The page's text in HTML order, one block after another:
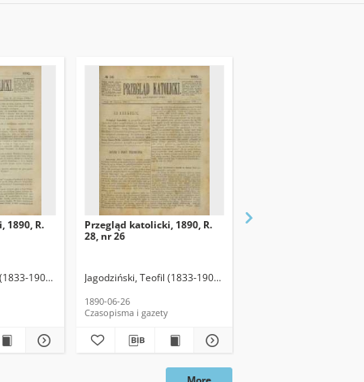
1890, R.
1907). Red.
Przegląd katolicki, 1890, R.
28, nr 26
Jagodziński, Teofil (1833-1907). Red.
1890-06-26
Czasopisma i gazety